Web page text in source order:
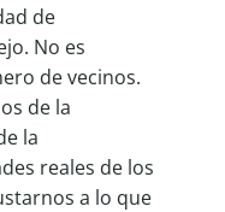
de
No es
de vecinos.
de la
la
reales de los
a lo que